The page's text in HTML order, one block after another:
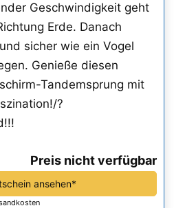
Geschwindigkeit geht
Erde. Danach
sicher wie ein Vogel
Genieße diesen
Tandemsprung mit
?
Preis nicht verfügbar
ansehen*